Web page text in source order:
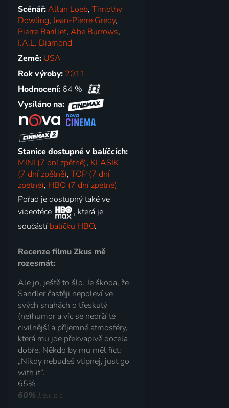
Scénář:Allan Loeb,Timothy
Dowling,Jean-Pierre Grédy,
Pierre Barillet,Abe Burrows,
I.A.L. Diamond
Země: USA
Rok výroby: 2011
Hodnocení: 64 %
Vysíláno na:
Stanice dostupné v balíčcích:
MINI (7 dní zpětně), KLASIK
(7 dní zpětně),TOP (7 dní
zpětně), HBO (7 dní zpětně)
Pořad je dostupný také ve
videotéce
, která je
součástí balíčku HBO.
Recenze filmu Zkus mě
rozesmát:
Ale jo, ještě to šlo. Je škoda, že
Sandler častěji nepoleví ve
svých snahách o třeskutý
(ne)humor a víc se nedrží té
civilnější a příjemné atmosféry,
která mu jde překvapivě docela
dobře. Někdo by mu měl říct:
„Nikdy nebudeš vtipnej, just go
with it“.
65%
60%J.e.r.e.c